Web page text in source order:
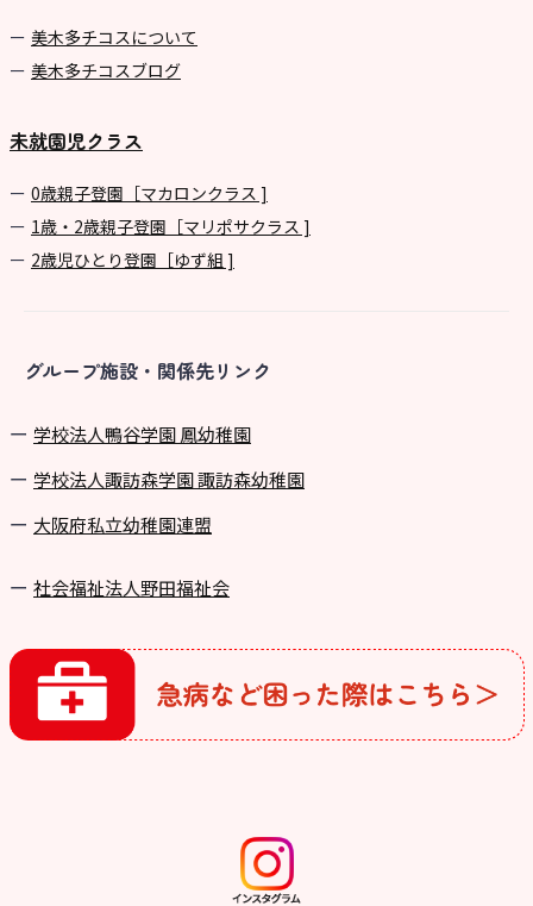
美⽊多チコスについて
美⽊多チコスブログ
未就園児クラス
0歳親子登園［マカロンクラス ]
1歳・2歳親子登園［マリポサクラス ]
2歳児ひとり登園［ゆず組 ]
グループ施設・関係先リンク
学校法⼈鴨⾕学園 鳳幼稚園
学校法⼈諏訪森学園 諏訪森幼稚園
⼤阪府私⽴幼稚園連盟
社会福祉法人野田福祉会